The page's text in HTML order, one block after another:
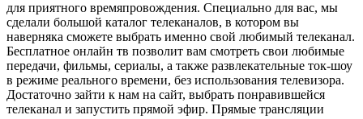
для приятного времяпровождения. Специально для вас, мы
сделали большой каталог телеканалов, в котором вы
наверняка сможете выбрать именно свой любимый телеканал.
Бесплатное онлайн тв позволит вам смотреть свои любимые
передачи, фильмы, сериалы, а также развлекательные ток-шоу
в режиме реального времени, без использования телевизора.
Достаточно зайти к нам на сайт, выбрать понравившейся
телеканал и запустить прямой эфир. Прямые трансляции